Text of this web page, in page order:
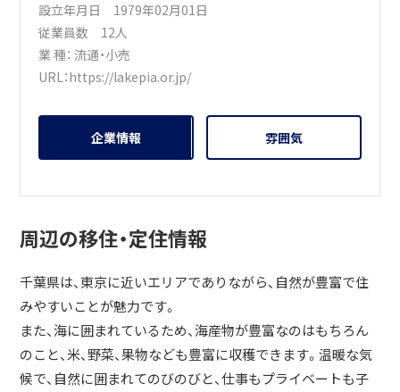
設立年月日 1979年02月01日
従業員数 12人
業 種：流通・小売
URL：https://lakepia.or.jp/
企業情報 雰囲気
周辺の移住・定住情報
千葉県は、東京に近いエリアでありながら、自然が豊富で住
みやすいことが魅力です。
また、海に囲まれているため、海産物が豊富なのはもちろん
のこと、米、野菜、果物なども豊富に収穫できます。温暖な気
候で、自然に囲まれてのびのびと、仕事もプライベートも子